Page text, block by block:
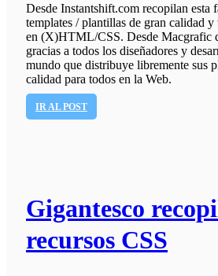
Desde Instantshift.com recopilan esta
templates / plantillas de gran calidad y
en (X)HTML/CSS. Desde Macgrafic
gracias a todos los diseñadores y
mundo que distribuye libremente sus
calidad para todos en la Web.
IR AL POST
Gigantesco
recursos CSS